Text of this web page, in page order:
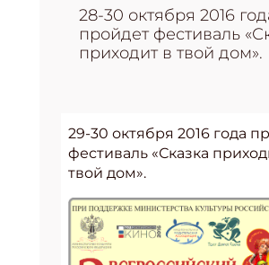
28-30 октября 2016
пройдет фестиваль
приходит в твой дом».
29-30 октября 2016 года
фестиваль «Сказка
твой дом».